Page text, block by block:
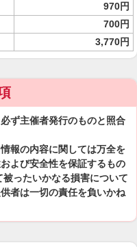
970円
700円
3,770円
ず主催者発行のものと照合
報の内容に関しては万全を
よび安全性を保証するもの
ったいかなる損害について
者は一切の責任を負いかね